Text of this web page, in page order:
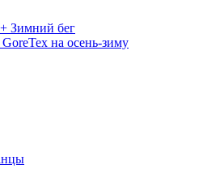
Зимний бег
на осень-зиму